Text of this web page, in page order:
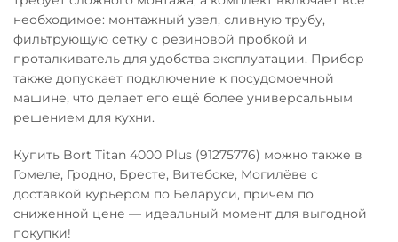
необходимое: монтажный узел, сливную трубу,
фильтрующую сетку с резиновой пробкой и
проталкиватель для удобства эксплуатации. Прибор
также допускает подключение к посудомоечной
машине, что делает его ещё более универсальным
решением для кухни.
Купить Bort Titan 4000 Plus (91275776) можно также в
Гомеле, Гродно, Бресте, Витебске, Могилёве с
доставкой курьером по Беларуси, причем по
сниженной цене — идеальный момент для выгодной
покупки!